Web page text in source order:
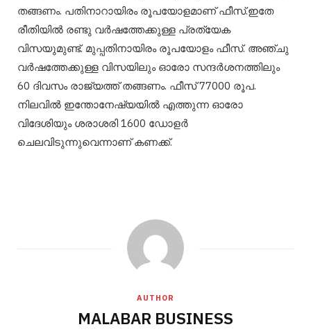
തങ്ങണം. പതിനാറായിരം രൂപയോളമാണ് ഫീസ്.ഇതേ
രീതിയില്‍ രണ്ടു വര്‍ഷത്തേക്കുള്ള പ്രത്യേക
വിസയുമുണ്ട്. മുപ്പതിനായിരം രൂപയോളം ഫീസ്. അഞ്ചു
വര്‍ഷത്തേക്കുള്ള വിസയിലും ഓരോ സന്ദര്‍ശനത്തിലും
60 ദിവസം രാജ്യത്ത് തങ്ങണം. ഫീസ് 77000 രൂപ.
നിലവില്‍ ഇന്തോനേഷ്യയില്‍ എത്തുന്ന ഓരോ
വിദേശിയും ശരാശരി 1600 ഡോളര്‍
ചെലവിടുന്നുവെന്നാണ് കണക്ക്.
AUTHOR
MALABAR BUSINESS